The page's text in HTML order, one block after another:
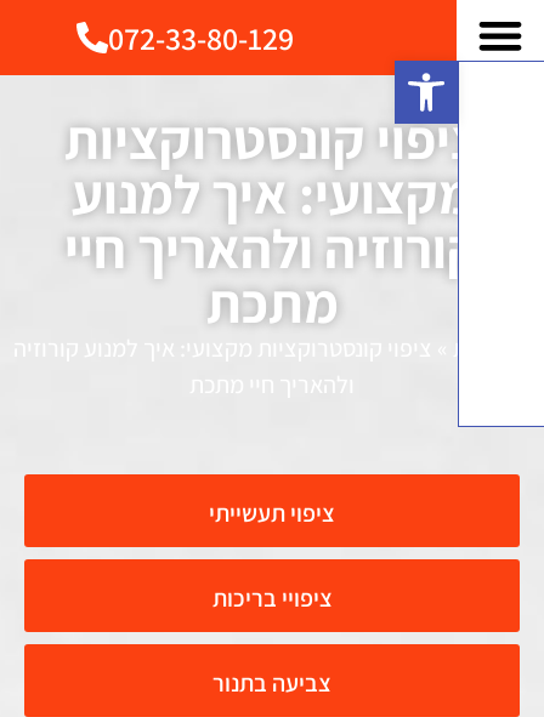
פתח סרגל נגישות
072-33-80-129
קונסטרוקציות
איך למנוע
ולהאריך חיי
מתכת
ציפוי תעשייתי
ציפויי בריכות
צביעה בתנור